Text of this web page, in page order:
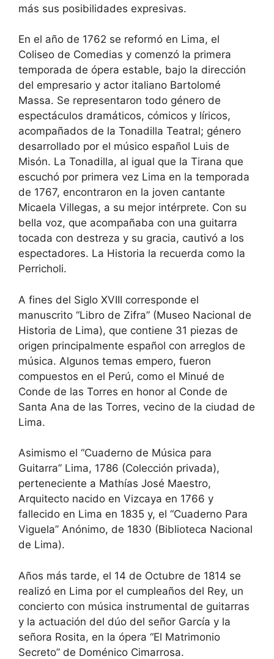
más sus posibilidades expresivas.
En el año de 1762 se reformó en Lima, el
Coliseo de Comedias y comenzó la primera
temporada de ópera estable, bajo la dirección
del empresario y actor italiano Bartolomé
Massa. Se representaron todo género de
espectáculos dramáticos, cómicos y líricos,
acompañados de la Tonadilla Teatral; género
desarrollado por el músico español Luis de
Misón. La Tonadilla, al igual que la Tirana que
escuchó por primera vez Lima en la temporada
de 1767, encontraron en la joven cantante
Micaela Villegas, a su mejor intérprete. Con su
bella voz, que acompañaba con una guitarra
tocada con destreza y su gracia, cautivó a los
espectadores. La Historia la recuerda como la
Perricholi.
A fines del Siglo XVIII corresponde el
manuscrito “Libro de Zifra” (Museo Nacional de
Historia de Lima), que contiene 31 piezas de
origen principalmente español con arreglos de
música. Algunos temas empero, fueron
compuestos en el Perú, como el Minué de
Conde de las Torres en honor al Conde de
Santa Ana de las Torres, vecino de la ciudad de
Lima.
Asimismo el “Cuaderno de Música para
Guitarra” Lima, 1786 (Colección privada),
perteneciente a Mathías José Maestro,
Arquitecto nacido en Vizcaya en 1766 y
fallecido en Lima en 1835 y, el “Cuaderno Para
Viguela” Anónimo, de 1830 (Biblioteca Nacional
de Lima).
Años más tarde, el 14 de Octubre de 1814 se
realizó en Lima por el cumpleaños del Rey, un
concierto con música instrumental de guitarras
y la actuación del dúo del señor García y la
señora Rosita, en la ópera “El Matrimonio
Secreto” de Doménico Cimarrosa.